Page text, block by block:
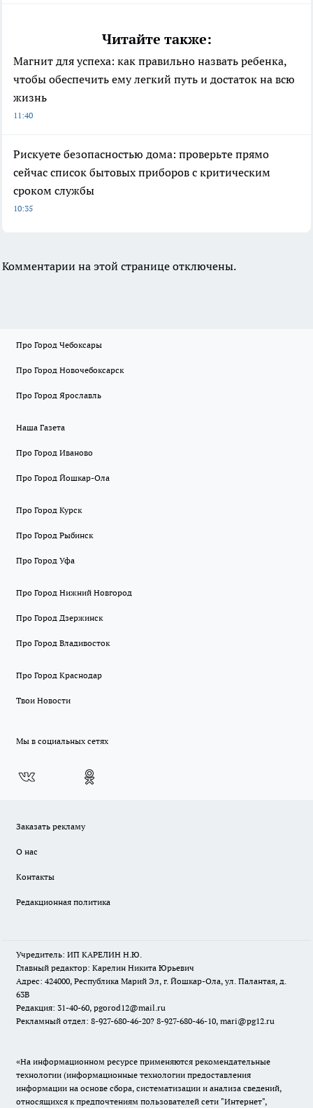
Читайте также:
Магнит для успеха: как правильно назвать ребенка,
чтобы обеспечить ему легкий путь и достаток на всю
жизнь
11:40
Рискуете безопасностью дома: проверьте прямо
сейчас список бытовых приборов с критическим
сроком службы
10:35
Комментарии на этой странице отключены.
Про Город Чебоксары
Про Город Новочебоксарск
Про Город Ярославль
Наша Газета
Про Город Иваново
Про Город Йошкар-Ола
Про Город Курск
Про Город Рыбинск
Про Город Уфа
Про Город Нижний Новгород
Про Город Дзержинск
Про Город Владивосток
Про Город Краснодар
Твои Новости
Мы в социальных сетях
Заказать рекламу
О нас
Контакты
Редакционная политика
Учредитель: ИП КАРЕЛИН Н.Ю.
Главный редактор: Карелин Никита Юрьевич
Адрес: 424000, Республика Марий Эл, г. Йошкар-Ола, ул. Палантая, д.
63В
Редакция: 31-40-60, pgorod12@mail.ru
Рекламный отдел: 8-927-680-46-20? 8-927-680-46-10, mari@pg12.ru
«На информационном ресурсе применяются рекомендательные
технологии (информационные технологии предоставления
информации на основе сбора, систематизации и анализа сведений,
относящихся к предпочтениям пользователей сети "Интернет",